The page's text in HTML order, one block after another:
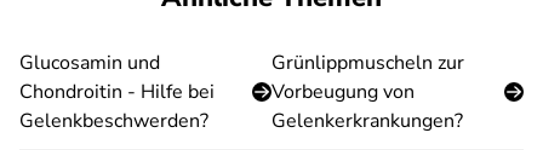
Glucosamin und
Chondroitin - Hilfe bei
Gelenkbeschwerden?
Grünlippmuscheln zur
Vorbeugung von
Gelenkerkrankungen?